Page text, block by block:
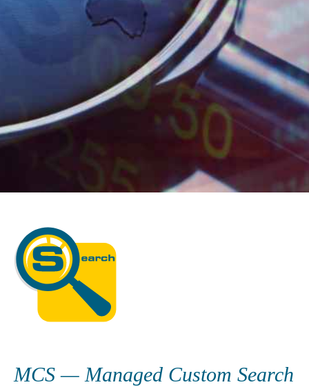
MCS — Managed­ Custom Search